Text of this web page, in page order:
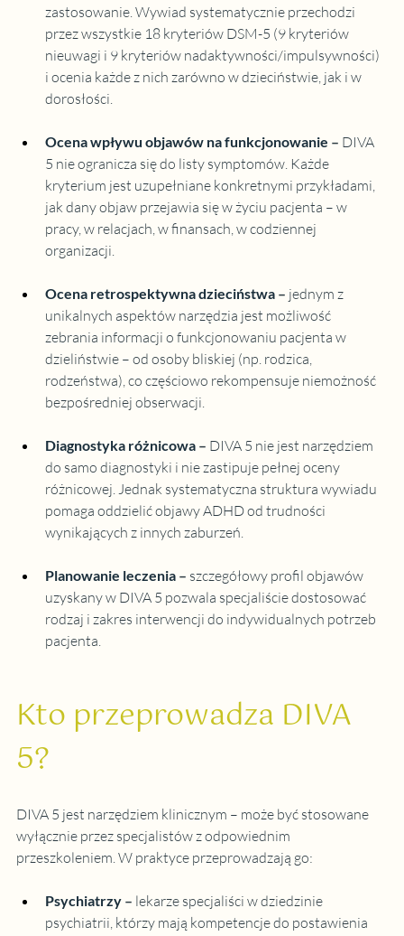
zastosowanie. Wywiad systematycznie przechodzi
przez wszystkie 18 kryteriów DSM-5 (9 kryteriów
nieuwagi i 9 kryteriów nadaktywności/impulsywności)
i ocenia każde z nich zarówno w dzieciństwie, jak i w
dorosłości.
Ocena wpływu objawów na funkcjonowanie – DIVA
5 nie ogranicza się do listy symptomów. Każde
kryterium jest uzupełniane konkretnymi przykładami,
jak dany objaw przejawia się w życiu pacjenta – w
pracy, w relacjach, w finansach, w codziennej
organizacji.
Ocena retrospektywna dzieciństwa – jednym z
unikalnych aspektów narzędzia jest możliwość
zebrania informacji o funkcjonowaniu pacjenta w
dzieliństwie – od osoby bliskiej (np. rodzica,
rodzeństwa), co częściowo rekompensuje niemożność
bezpośredniej obserwacji.
Diagnostyka różnicowa – DIVA 5 nie jest narzędziem
do samo diagnostyki i nie zastipuje pełnej oceny
różnicowej. Jednak systematyczna struktura wywiadu
pomaga oddzielić objawy ADHD od trudności
wynikających z innych zaburzeń.
Planowanie leczenia – szczegółowy profil objawów
uzyskany w DIVA 5 pozwala specjaliście dostosować
rodzaj i zakres interwencji do indywidualnych potrzeb
pacjenta.
Kto przeprowadza DIVA
5?
DIVA 5 jest narzędziem klinicznym – może być stosowane
wyłącznie przez specjalistów z odpowiednim
przeszkoleniem. W praktyce przeprowadzają go:
Psychiatrzy – lekarze specjaliści w dziedzinie
psychiatrii, którzy mają kompetencje do postawienia